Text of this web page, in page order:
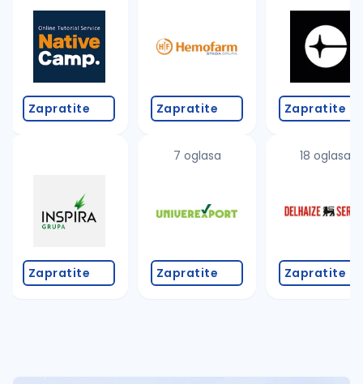
Zapratite
Zapratite
Zapratite
7 oglasa
Zapratite
Zapratite
18 oglasa
Zapratite